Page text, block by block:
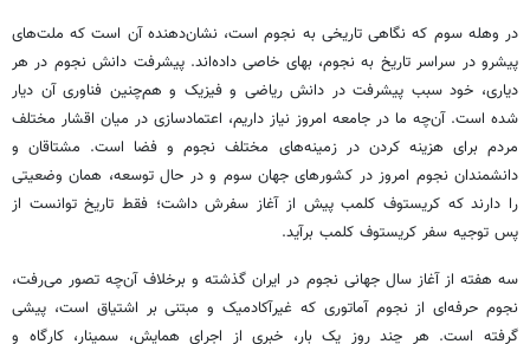
در وهله سوم که نگاهی تاریخی به نجوم است، نشان‌دهنده آن است که ملت‌های
پیشرو در سراسر تاریخ به نجوم، بهای خاصی داده‌اند. پیشرفت دانش نجوم در هر
دیاری، خود سبب پیشرفت در دانش ریاضی و فیزیک و هم‌چنین فناوری آن دیار
شده است. آن‌چه ما در جامعه امروز نیاز داریم، اعتمادسازی در میان اقشار مختلف
مردم برای هزینه کردن در زمینه‌های مختلف نجوم و فضا است. مشتاقان و
دانشمندان نجوم امروز در کشورهای جهان سوم و در حال توسعه، همان وضعیتی
را دارند که کریستوف کلمب پیش از آغاز سفرش داشت؛ فقط تاریخ توانست از
پس توجیه سفر کریستوف کلمب برآید.
سه هفته از آغاز سال جهانی نجوم در ایران گذشته و برخلاف آن‌چه تصور می‌رفت،
نجوم حرفه‌ای از نجوم آماتوری که غیرآکادمیک و مبتنی بر اشتیاق است، پیشی
گرفته است. هر چند روز یک بار، خبری از اجرای همایش، سمینار، کارگاه و